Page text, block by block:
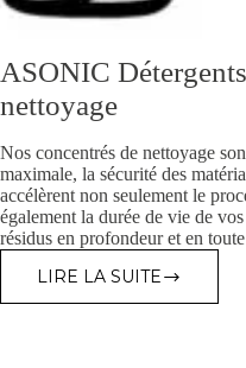
ASONIC
nettoyage
Nos concentrés de nettoyage
maximale, la sécurité des
accélèrent non seulement le
également la durée de vie de
résidus en profondeur et en
LIRE LA SUITE
ASONIC
DÉTERGENTS